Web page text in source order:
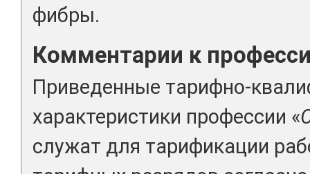
фибры.
Комментарии к
Приведенные тарифно-
характеристики профессии «
служат для тарификации